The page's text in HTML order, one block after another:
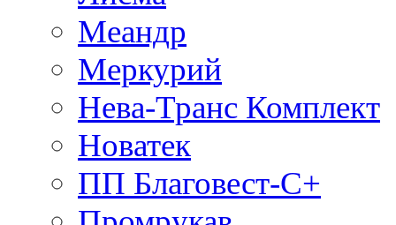
Меандр
Меркурий
Нева-Транс Комплект
Новатек
ПП Благовест-С+